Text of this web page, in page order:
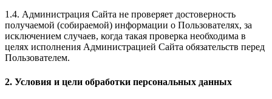
1.4. Администрация Сайта не проверяет достоверность
получаемой (собираемой) информации о Пользователях, за
исключением случаев, когда такая проверка необходима в
целях исполнения Администрацией Сайта обязательств перед
Пользователем.
2. Условия и цели обработки персональных данных